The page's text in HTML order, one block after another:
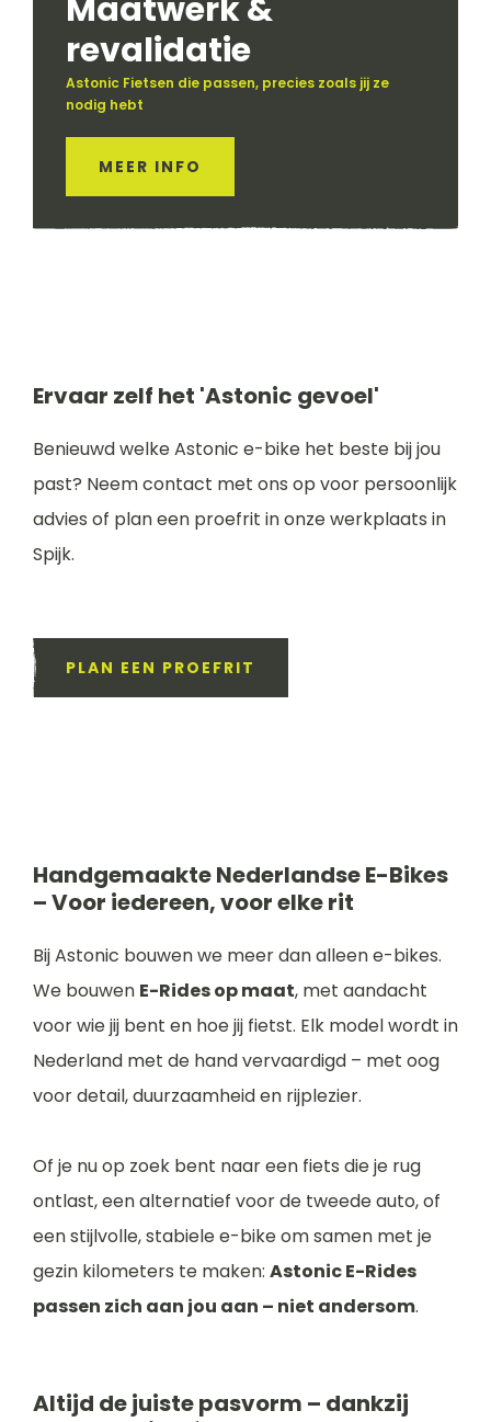
Maatwerk &
revalidatie
Astonic Fietsen die passen, precies zoals jij ze
nodig hebt
MEER INFO
Ervaar zelf het 'Astonic gevoel'
Benieuwd welke Astonic e-bike het beste bij jou
past? Neem contact met ons op voor persoonlijk
advies of plan een proefrit in onze werkplaats in
Spijk.
PLAN EEN PROEFRIT
Handgemaakte Nederlandse E-Bikes
– Voor iedereen, voor elke rit
Bij Astonic bouwen we meer dan alleen e-bikes.
We bouwen E-Rides op maat, met aandacht
voor wie jij bent en hoe jij fietst. Elk model wordt in
Nederland met de hand vervaardigd – met oog
voor detail, duurzaamheid en rijplezier.
Of je nu op zoek bent naar een fiets die je rug
ontlast, een alternatief voor de tweede auto, of
een stijlvolle, stabiele e-bike om samen met je
gezin kilometers te maken: Astonic E-Rides
passen zich aan jou aan – niet andersom.
Altijd de juiste pasvorm – dankzij